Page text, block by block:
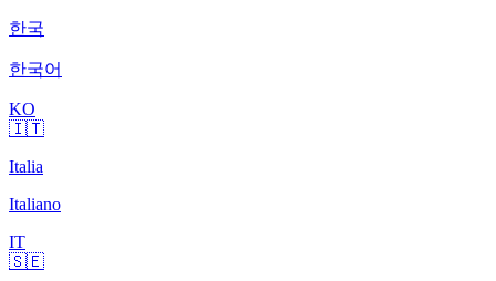
한국
한국어
KO
🇮🇹
Italia
Italiano
IT
🇸🇪